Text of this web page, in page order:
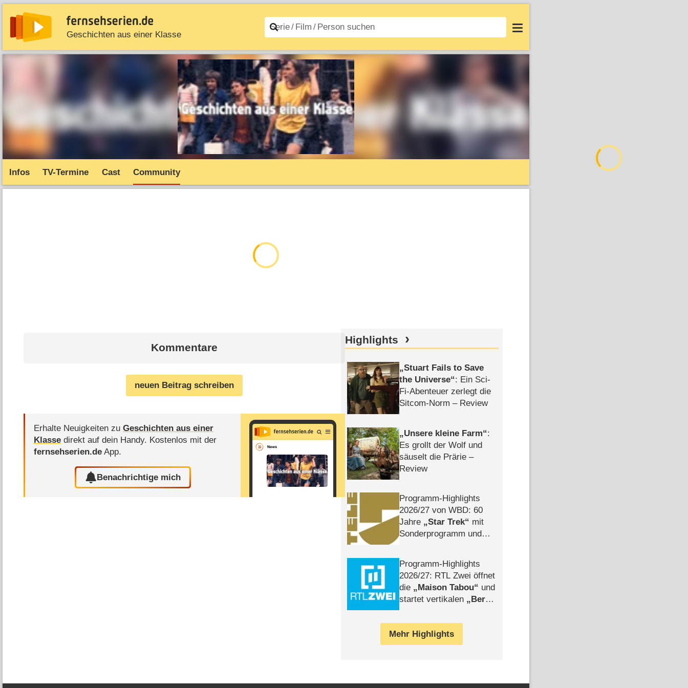
Geschichten aus einer Klasse
News Entdecken Streaming TV-Starts Filme A–Z Login
Infos TV-Termine Cast Community
Kommentare
neuen Beitrag schreiben
Erhalte Neuigkeiten zuGeschichten aus einer
Klasse direkt auf dein Handy. Kostenlos mit der
fernsehserien.de App.
Benachrichtige mich
Highlights
Stuart Fails to Save
the Universe : Ein Sci-
Fi-Abenteuer zerlegt die
Sitcom-Norm – Review
Unsere kleine Farm :
Es grollt der Wolf und
säuselt die Prärie –
Review
Programm-Highlights
2026/​27 von WBD: 60
Jahre
Star Trek
mit
Sonderprogramm und
Programm-Highlights
2026/​27: RTL Zwei öffnet
die
Maison Tabou
und
startet vertikalen
Berlin
Mehr Highlights